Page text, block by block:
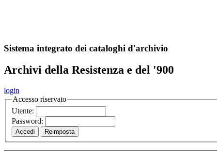
Sistema integrato dei cataloghi d'archivio
Archivi della Resistenza e del '900
login
Accesso riservato
Utente:
Password: